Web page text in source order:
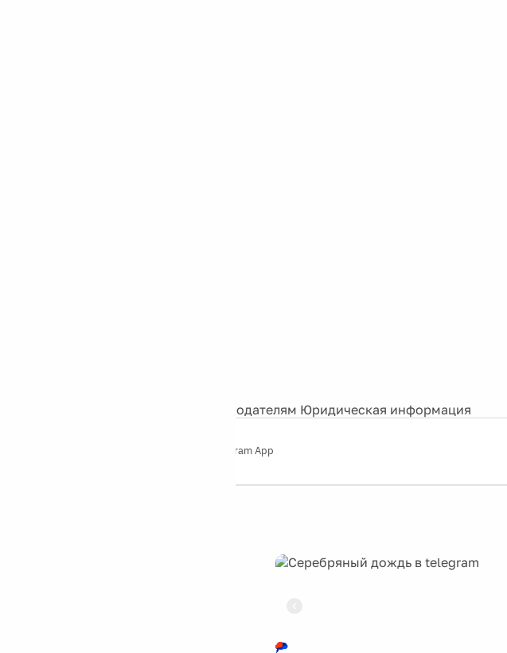
Рекламодателям Юридическая информация
Telegram App